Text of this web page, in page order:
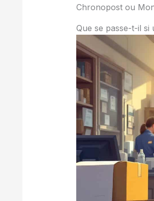
Chronopost ou
Que se passe-t-il si